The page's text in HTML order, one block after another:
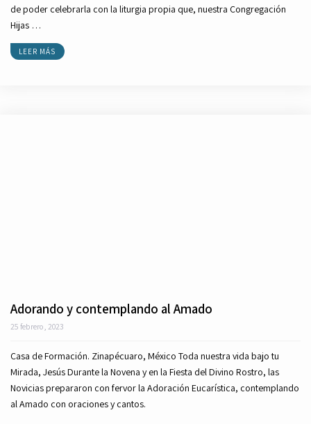
de poder celebrarla con la liturgia propia que, nuestra Congregación
Hijas …
LEER MÁS
Adorando y contemplando al Amado
25 febrero, 2023
Casa de Formación. Zinapécuaro, México Toda nuestra vida bajo tu
Mirada, Jesús Durante la Novena y en la Fiesta del Divino Rostro, las
Novicias prepararon con fervor la Adoración Eucarística, contemplando
al Amado con oraciones y cantos.